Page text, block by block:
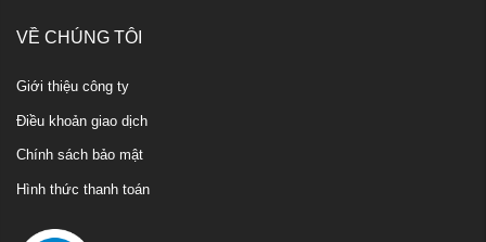
VỀ CHÚNG TÔI
Giới thiệu công ty
Điều khoản giao dịch
Chính sách bảo mật
Hình thức thanh toán